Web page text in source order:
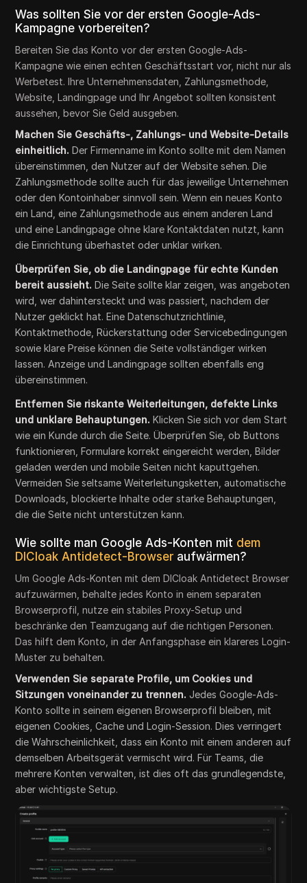
Was sollten Sie vor der ersten Google-Ads-
Kampagne vorbereiten?
Bereiten Sie das Konto vor der ersten Google-Ads-
Kampagne wie einen echten Geschäftsstart vor, nicht nur als
Werbetest. Ihre Unternehmensdaten, Zahlungsmethode,
Website, Landingpage und Ihr Angebot sollten konsistent
aussehen, bevor Sie Geld ausgeben.
Machen Sie Geschäfts-, Zahlungs- und Website-Details
einheitlich. Der Firmenname im Konto sollte mit dem Namen
übereinstimmen, den Nutzer auf der Website sehen. Die
Zahlungsmethode sollte auch für das jeweilige Unternehmen
oder den Kontoinhaber sinnvoll sein. Wenn ein neues Konto
ein Land, eine Zahlungsmethode aus einem anderen Land
und eine Landingpage ohne klare Kontaktdaten nutzt, kann
die Einrichtung überhastet oder unklar wirken.
Überprüfen Sie, ob die Landingpage für echte Kunden
bereit aussieht. Die Seite sollte klar zeigen, was angeboten
wird, wer dahintersteckt und was passiert, nachdem der
Nutzer geklickt hat. Eine Datenschutzrichtlinie,
Kontaktmethode, Rückerstattung oder Servicebedingungen
sowie klare Preise können die Seite vollständiger wirken
lassen. Anzeige und Landingpage sollten ebenfalls eng
übereinstimmen.
Entfernen Sie riskante Weiterleitungen, defekte Links
und unklare Behauptungen. Klicken Sie sich vor dem Start
wie ein Kunde durch die Seite. Überprüfen Sie, ob Buttons
funktionieren, Formulare korrekt eingereicht werden, Bilder
geladen werden und mobile Seiten nicht kaputtgehen.
Vermeiden Sie seltsame Weiterleitungsketten, automatische
Downloads, blockierte Inhalte oder starke Behauptungen,
die die Seite nicht unterstützen kann.
Wie sollte man Google Ads-Konten mit dem
DICloak Antidetect-Browser aufwärmen?
Um Google Ads-Konten mit dem DICloak Antidetect Browser
aufzuwärmen, behalte jedes Konto in einem separaten
Browserprofil, nutze ein stabiles Proxy-Setup und
beschränke den Teamzugang auf die richtigen Personen.
Das hilft dem Konto, in der Anfangsphase ein klareres Login-
Muster zu behalten.
Verwenden Sie separate Profile, um Cookies und
Sitzungen voneinander zu trennen. Jedes Google-Ads-
Konto sollte in seinem eigenen Browserprofil bleiben, mit
eigenen Cookies, Cache und Login-Session. Dies verringert
die Wahrscheinlichkeit, dass ein Konto mit einem anderen auf
demselben Arbeitsgerät vermischt wird. Für Teams, die
mehrere Konten verwalten, ist dies oft das grundlegendste,
aber wichtigste Setup.